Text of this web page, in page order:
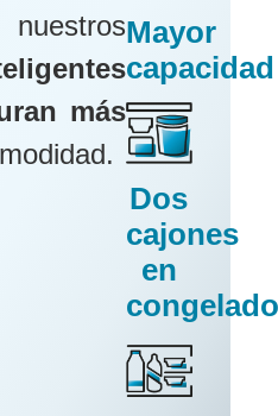
más
Mayor
capacidad
Dos
cajones
en